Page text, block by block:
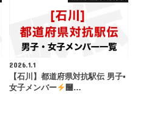
2026.1.1
【石川】都道府県対抗駅伝 男子•
女子メンバー
࿠…